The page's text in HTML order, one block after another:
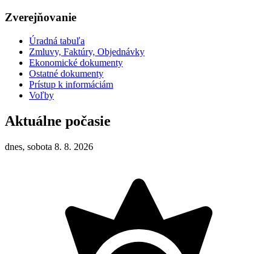
Zverejňovanie
Úradná tabuľa
Zmluvy, Faktúry, Objednávky
Ekonomické dokumenty
Ostatné dokumenty
Prístup k informáciám
Voľby
Aktuálne počasie
dnes, sobota 8. 8. 2026